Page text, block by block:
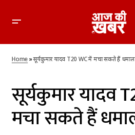
Home»सूर्यकुमार यादव T20 WC में मचा सकते हैं धमाल
सूर्यकुमार यादव
मचा सकते हैं